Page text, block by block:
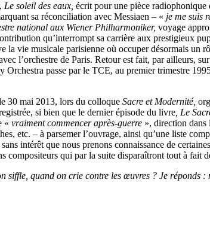
Le soleil des eaux, écrit pour une pièce radiophonique
sa réconciliation avec Messiaen – « je me suis
national aux Wiener Philharmoniker, voyage
qu’interrompt sa carrière aux prestigieux
vie musicale parisienne où occuper désormais un
l’orchestre de Paris. Retour est fait, par ailleurs,
passe par le TCE, au premier trimestre
30 mai 2013, lors du colloque Sacre et Modernité,
si bien que le dernier épisode du livre , Le
« vraiment commencer après-guerre », direction
etc. – à parsemer l’ouvrage, ainsi qu’une liste
intérêt que nous prenons connaissance de
compositeurs qui par la suite disparaîtront tout à fait
siffle, quand on crie contre les œuvres ? Je réponds